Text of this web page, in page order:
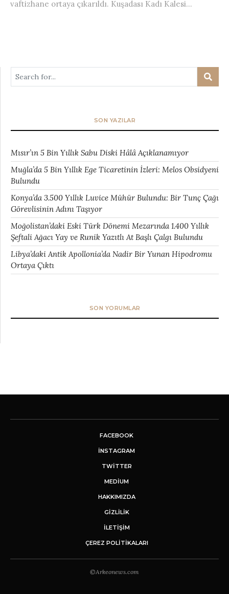
vaftizhane ortaya çıkarıldı. Kuşadası Kadı Kalesi...
SON YAZILAR
Mısır’ın 5 Bin Yıllık Sabu Diski Hâlâ Açıklanamıyor
Muğla’da 5 Bin Yıllık Ege Ticaretinin İzleri: Melos Obsidyeni
Bulundu
Konya’da 3.500 Yıllık Luvice Mühür Bulundu: Bir Tunç Çağı
Görevlisinin Adını Taşıyor
Moğolistan’daki Eski Türk Dönemi Mezarında 1.400 Yıllık
Şeftali Ağacı Yay ve Runik Yazıtlı At Başlı Çalgı Bulundu
Libya’daki Antik Apollonia’da Nadir Bir Yunan Hipodromu
Ortaya Çıktı
SON YORUMLAR
FACEBOOK
INSTAGRAM
TWITTER
MEDIUM
HAKKIMIZDA
GİZLİLİK
İLETIŞIM
ÇEREZ POLITIKALARI
©Arkeonews.com